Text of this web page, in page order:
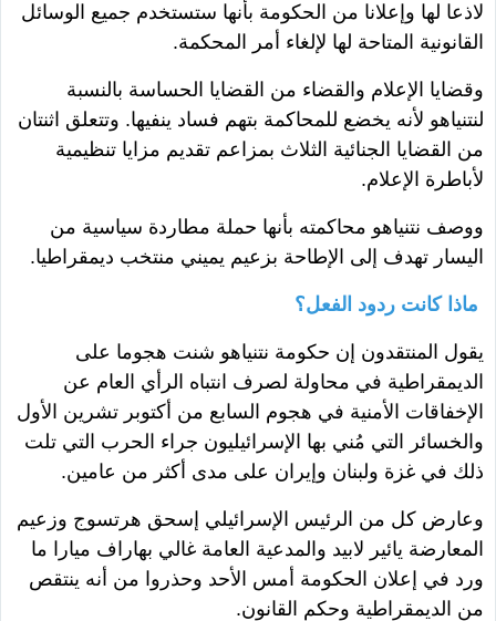
لاذعا لها وإعلانا من الحكومة بأنها ستستخدم جميع الوسائل
القانونية المتاحة لها لإلغاء أمر المحكمة.
وقضايا الإعلام والقضاء من القضايا الحساسة بالنسبة
لنتنياهو لأنه يخضع للمحاكمة بتهم فساد ينفيها. وتتعلق اثنتان
من القضايا الجنائية الثلاث بمزاعم تقديم مزايا تنظيمية
لأباطرة الإعلام.
ووصف نتنياهو محاكمته بأنها حملة مطاردة سياسية من
اليسار تهدف إلى الإطاحة بزعيم يميني منتخب ديمقراطيا.
ماذا كانت ردود الفعل؟
يقول المنتقدون إن حكومة نتنياهو شنت هجوما على
الديمقراطية في محاولة لصرف انتباه الرأي العام عن
الإخفاقات الأمنية في هجوم السابع من أكتوبر تشرين الأول
والخسائر التي مُني بها الإسرائيليون جراء الحرب التي تلت
ذلك في غزة ولبنان وإيران على مدى أكثر من عامين.
وعارض كل من الرئيس الإسرائيلي إسحق هرتسوج وزعيم
المعارضة يائير لابيد والمدعية العامة غالي بهاراف ميارا ما
ورد في إعلان الحكومة أمس الأحد وحذروا من أنه ينتقص
من الديمقراطية وحكم القانون.